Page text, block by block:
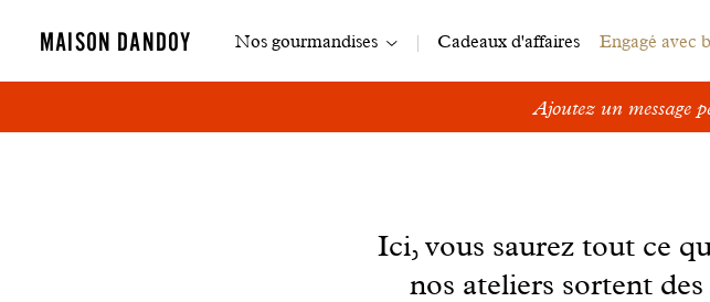
MAISON DANDOY
Navigation
Nos gourmandises Cadeaux d'affaires Engagé avec
Ajoutez un message
Ici, vous saurez tout ce
nos ateliers sortent